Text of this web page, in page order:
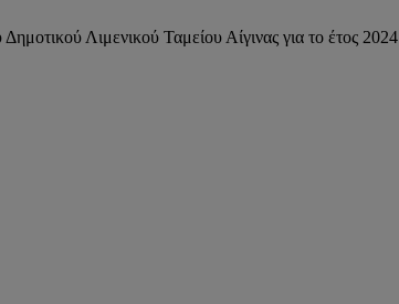
Λιμενικού Ταμείου Αίγινας για το έτος 2024